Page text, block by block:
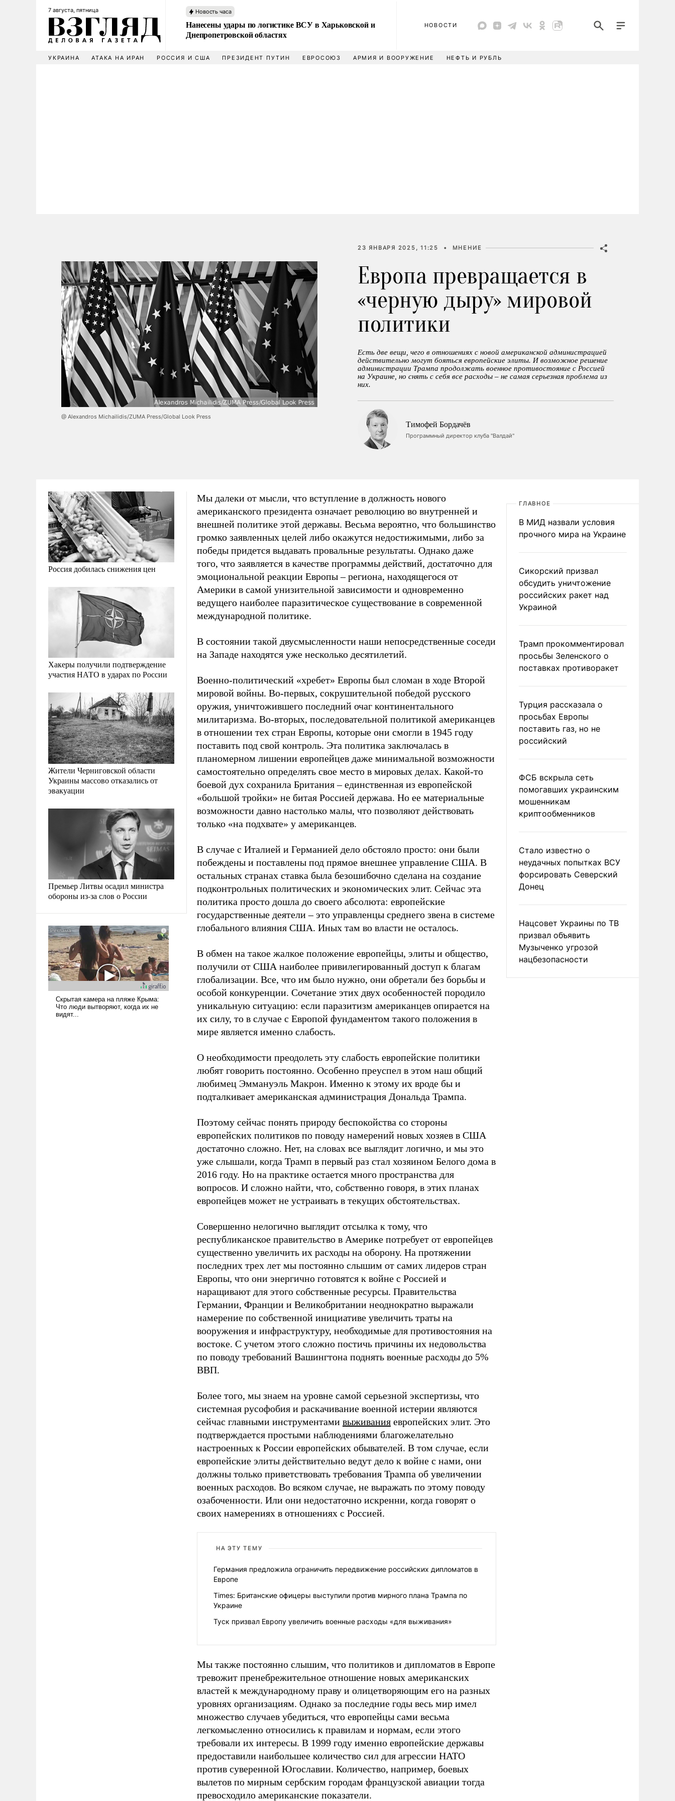
7 августа, пятница Новость часа
Нанесены удары по логистике ВСУ в Харьковской и
Днепропетровской областях
НОВОСТИ
УКРАИНА АТАКА НА ИРАН РОССИЯ И США ПРЕЗИДЕНТ ПУТИН ЕВРОСОЮЗ АРМИЯ И ВООРУЖЕНИЕ НЕФТЬ И РУБЛЬ
@ Alexandros Michailidis/ZUMA Press/Global Look Press
23 ЯНВАРЯ 2025, 11:25 • МНЕНИЕ
Европа превращается в
«черную дыру» мировой
политики
Есть две вещи, чего в отношениях с новой американской администрацией
действительно могут бояться европейские элиты. И возможное решение
администрации Трампа продолжать военное противостояние с Россией
на Украине, но снять с себя все расходы – не самая серьезная проблема из
них.
Тимофей Бордачёв
Программный директор клуба "Валдай"
Россия добилась снижения цен
Хакеры получили подтверждение
участия НАТО в ударах по России
Жители Черниговской области
Украины массово отказались от
эвакуации
Премьер Литвы осадил министра
обороны из-за слов о России
Мы далеки от мысли, что вступление в должность нового
американского президента означает революцию во внутренней и
внешней политике этой державы. Весьма вероятно, что большинство
громко заявленных целей либо окажутся недостижимыми, либо за
победы придется выдавать провальные результаты. Однако даже
того, что заявляется в качестве программы действий, достаточно для
эмоциональной реакции Европы – региона, находящегося от
Америки в самой унизительной зависимости и одновременно
ведущего наиболее паразитическое существование в современной
международной политике.
В состоянии такой двусмысленности наши непосредственные соседи
на Западе находятся уже несколько десятилетий.
Военно-политический «хребет» Европы был сломан в ходе Второй
мировой войны. Во-первых, сокрушительной победой русского
оружия, уничтожившего последний очаг континентального
милитаризма. Во-вторых, последовательной политикой американцев
в отношении тех стран Европы, которые они смогли в 1945 году
поставить под свой контроль. Эта политика заключалась в
планомерном лишении европейцев даже минимальной возможности
самостоятельно определять свое место в мировых делах. Какой-то
боевой дух сохранила Британия – единственная из европейской
«большой тройки» не битая Россией держава. Но ее материальные
возможности давно настолько малы, что позволяют действовать
только «на подхвате» у американцев.
В случае с Италией и Германией дело обстояло просто: они были
побеждены и поставлены под прямое внешнее управление США. В
остальных странах ставка была безошибочно сделана на создание
подконтрольных политических и экономических элит. Сейчас эта
политика просто дошла до своего абсолюта: европейские
государственные деятели – это управленцы среднего звена в системе
глобального влияния США. Иных там во власти не осталось.
В обмен на такое жалкое положение европейцы, элиты и общество,
получили от США наиболее привилегированный доступ к благам
глобализации. Все, что им было нужно, они обретали без борьбы и
особой конкуренции. Сочетание этих двух особенностей породило
уникальную ситуацию: если паразитизм американцев опирается на
их силу, то в случае с Европой фундаментом такого положения в
мире является именно слабость.
О необходимости преодолеть эту слабость европейские политики
любят говорить постоянно. Особенно преуспел в этом наш общий
любимец Эммануэль Макрон. Именно к этому их вроде бы и
подталкивает американская администрация Дональда Трампа.
Поэтому сейчас понять природу беспокойства со стороны
европейских политиков по поводу намерений новых хозяев в США
достаточно сложно. Нет, на словах все выглядит логично, и мы это
уже слышали, когда Трамп в первый раз стал хозяином Белого дома в
2016 году. Но на практике остается много пространства для
вопросов. И сложно найти, что, собственно говоря, в этих планах
европейцев может не устраивать в текущих обстоятельствах.
Совершенно нелогично выглядит отсылка к тому, что
республиканское правительство в Америке потребует от европейцев
существенно увеличить их расходы на оборону. На протяжении
последних трех лет мы постоянно слышим от самих лидеров стран
Европы, что они энергично готовятся к войне с Россией и
наращивают для этого собственные ресурсы. Правительства
Германии, Франции и Великобритании неоднократно выражали
намерение по собственной инициативе увеличить траты на
вооружения и инфраструктуру, необходимые для противостояния на
востоке. С учетом этого сложно постичь причины их недовольства
по поводу требований Вашингтона поднять военные расходы до 5%
ВВП.
Более того, мы знаем на уровне самой серьезной экспертизы, что
системная русофобия и раскачивание военной истерии являются
сейчас главными инструментами выживания европейских элит. Это
подтверждается простыми наблюдениями благожелательно
настроенных к России европейских обывателей. В том случае, если
европейские элиты действительно ведут дело к войне с нами, они
должны только приветствовать требования Трампа об увеличении
военных расходов. Во всяком случае, не выражать по этому поводу
озабоченности. Или они недостаточно искренни, когда говорят о
своих намерениях в отношениях с Россией.
НА ЭТУ ТЕМУ
Германия предложила ограничить передвижение российских дипломатов в
Европе
Times: Британские офицеры выступили против мирного плана Трампа по
Украине
Туск призвал Европу увеличить военные расходы «для выживания»
Мы также постоянно слышим, что политиков и дипломатов в Европе
тревожит пренебрежительное отношение новых американских
властей к международному праву и олицетворяющим его на разных
уровнях организациям. Однако за последние годы весь мир имел
множество случаев убедиться, что европейцы сами весьма
легкомысленно относились к правилам и нормам, если этого
требовали их интересы. В 1999 году именно европейские державы
предоставили наибольшее количество сил для агрессии НАТО
против суверенной Югославии. Количество, например, боевых
вылетов по мирным сербским городам французской авиации тогда
превосходило американские показатели.
ГЛАВНОЕ
В МИД назвали условия
прочного мира на Украине
Сикорский призвал
обсудить уничтожение
российских ракет над
Украиной
Трамп прокомментировал
просьбы Зеленского о
поставках противоракет
Турция рассказала о
просьбах Европы
поставить газ, но не
российский
ФСБ вскрыла сеть
помогавших украинским
мошенникам
криптообменников
Стало известно о
неудачных попытках ВСУ
форсировать Северский
Донец
Нацсовет Украины по ТВ
призвал объявить
Музыченко угрозой
нацбезопасности